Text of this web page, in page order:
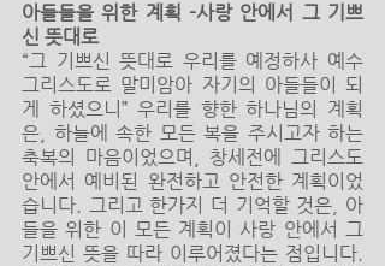
아들들을 위한 계획 -사랑 안에서 그 기쁘
신 뜻대로
“그 기쁘신 뜻대로 우리를 예정하사 예수
그리스도로 말미암아 자기의 아들들이 되
게 하셨으니” 우리를 향한 하나님의 계획
은, 하늘에 속한 모든 복을 주시고자 하는
축복의 마음이었으며, 창세전에 그리스도
안에서 예비된 완전하고 안전한 계획이었
습니다. 그리고 한가지 더 기억할 것은, 아
들을 위한 이 모든 계획이 사랑 안에서 그
기쁘신 뜻을 따라 이루어졌다는 점입니다.